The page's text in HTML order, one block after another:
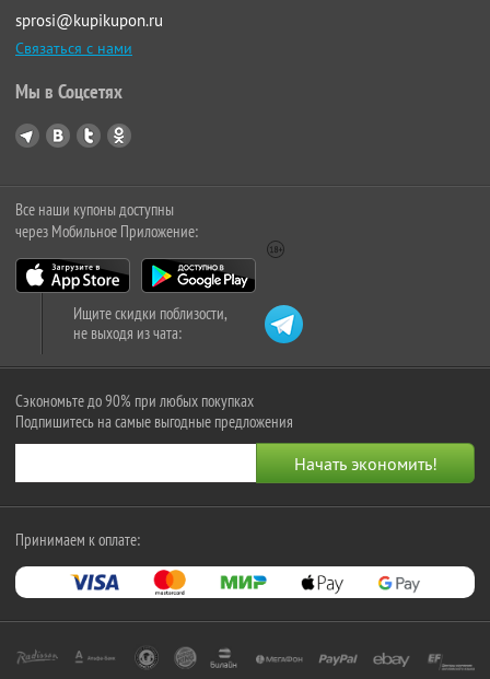
sprosi@kupikupon.ru
Связаться с нами
Мы в Соцсетях
Все наши купоны доступны
через Мобильное Приложение:
Ищите скидки поблизости,
не выходя из чата:
Сэкономьте до 90% при любых покупках
Подпишитесь на самые выгодные предложения
Принимаем к оплате: